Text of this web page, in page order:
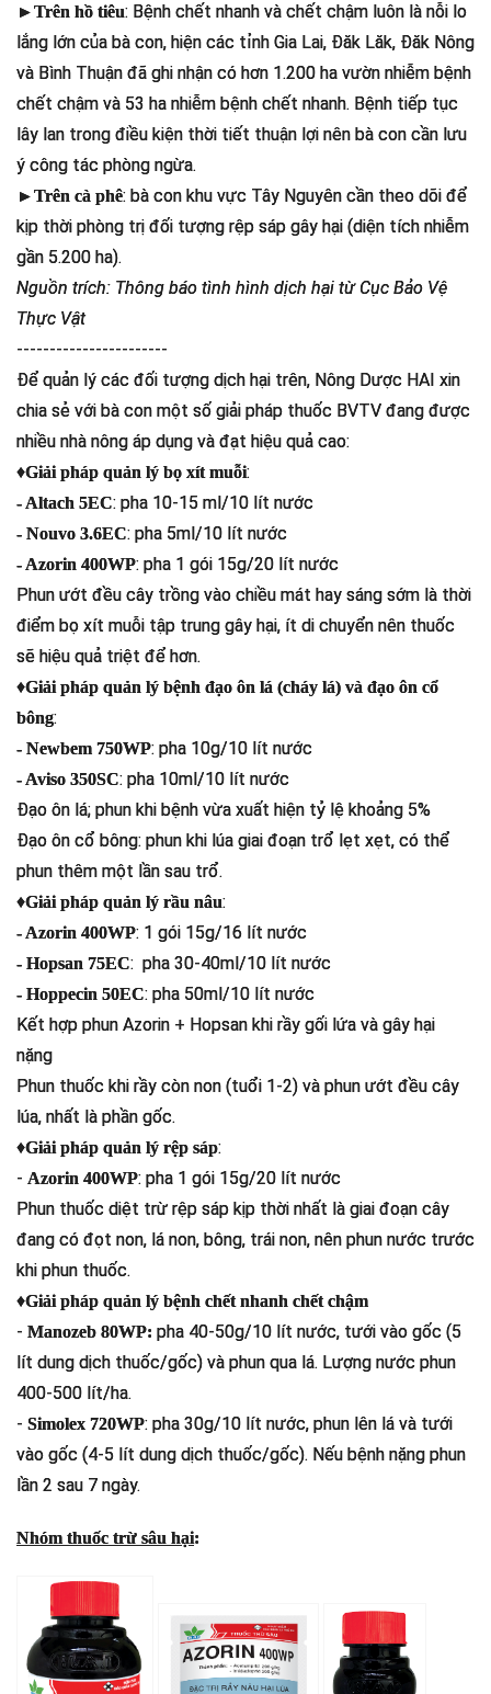
►Trên hồ tiêu: Bệnh chết nhanh và chết chậm luôn là nỗi lo
lắng lớn của bà con, hiện các tỉnh Gia Lai, Đăk Lăk, Đăk Nông
và Bình Thuận đã ghi nhận có hơn 1.200 ha vườn nhiễm bệnh
chết chậm và 53 ha nhiễm bệnh chết nhanh. Bệnh tiếp tục
lây lan trong điều kiện thời tiết thuận lợi nên bà con cần lưu
ý công tác phòng ngừa.
►Trên cà phê: bà con khu vực Tây Nguyên cần theo dõi để
kịp thời phòng trị đối tượng rệp sáp gây hại (diện tích nhiễm
gần 5.200 ha).
Nguồn trích: Thông báo tình hình dịch hại từ Cục Bảo Vệ
Thực Vật
-----------------------
Để quản lý các đối tượng dịch hại trên, Nông Dược HAI xin
chia sẻ với bà con một số giải pháp thuốc BVTV đang được
nhiều nhà nông áp dụng và đạt hiệu quả cao:
♦Giải pháp quản lý bọ xít muỗi:
- Altach 5EC: pha 10-15 ml/10 lít nước
- Nouvo 3.6EC: pha 5ml/10 lít nước
- Azorin 400WP: pha 1 gói 15g/20 lít nước
Phun ướt đều cây trồng vào chiều mát hay sáng sớm là thời
điểm bọ xít muỗi tập trung gây hại, ít di chuyển nên thuốc
sẽ hiệu quả triệt để hơn.
♦Giải pháp quản lý bệnh đạo ôn lá (cháy lá) và đạo ôn cổ
bông:
- Newbem 750WP: pha 10g/10 lít nước
- Aviso 350SC: pha 10ml/10 lít nước
Đạo ôn lá; phun khi bệnh vừa xuất hiện tỷ lệ khoảng 5%
Đạo ôn cổ bông: phun khi lúa giai đoạn trổ lẹt xẹt, có thể
phun thêm một lần sau trổ.
♦Giải pháp quản lý rầu nâu:
- Azorin 400WP: 1 gói 15g/16 lít nước
- Hopsan 75EC: pha 30-40ml/10 lít nước
- Hoppecin 50EC: pha 50ml/10 lít nước
Kết hợp phun Azorin + Hopsan khi rầy gối lứa và gây hại
nặng
Phun thuốc khi rầy còn non (tuổi 1-2) và phun ướt đều cây
lúa, nhất là phần gốc.
♦Giải pháp quản lý rệp sáp:
- Azorin 400WP: pha 1 gói 15g/20 lít nước
Phun thuốc diệt trừ rệp sáp kịp thời nhất là giai đoạn cây
đang có đọt non, lá non, bông, trái non, nên phun nước trước
khi phun thuốc.
♦Giải pháp quản lý bệnh chết nhanh chết chậm
- Manozeb 80WP: pha 40-50g/10 lít nước, tưới vào gốc (5
lít dung dịch thuốc/gốc) và phun qua lá. Lượng nước phun
400-500 lít/ha.
- Simolex 720WP: pha 30g/10 lít nước, phun lên lá và tưới
vào gốc (4-5 lít dung dịch thuốc/gốc). Nếu bệnh nặng phun
lần 2 sau 7 ngày.
Nhóm thuốc trừ sâu hại: